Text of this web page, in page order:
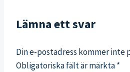
Lämna ett svar
Din e-postadress kommer inte
Obligatoriska fält är märkta*